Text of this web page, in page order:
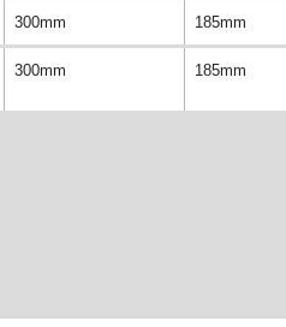
300mm 185mm
300mm 185mm